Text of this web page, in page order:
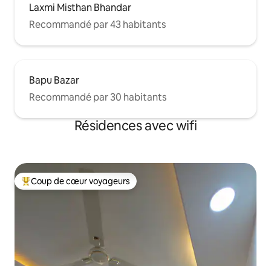
Laxmi Misthan Bhandar
Recommandé par 43 habitants
Bapu Bazar
Recommandé par 30 habitants
Résidences avec wifi
Coups de cœur voyageurs les plus appréciés
Coup de cœur voyageurs